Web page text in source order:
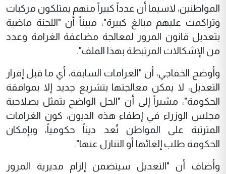
المواطنين، لاسيما أن عدداً كبيراً منهم يمتلكون مركبات
وتراكمت عليهم مبالغ كبيرة"، مبيناً أن "اللجنة ماضية
بتعديل قانون المرور لمعالجة مضاعفة الغرامة وعدد
من الإشكالات المرتبطة بهذا الملف".
وأوضح الخفاجي، أن "الغرامات السابقة، أي ما قبل إقرار
التعديل، لا يمكن معالجتها بتشريع جديد إلا بموافقة
الحكومة"، مشيراً إلى أن "الحل الواضح يتمثل بصلاحية
مجلس الوزراء في إطفاء هذه الديون، كون الغرامات
المترتبة على المواطن تُعد ديناً حكومياً، وبإمكان
الحكومة طلب إلغائها أو التنازل عنها".
وأضاف أن "التعديل سيتضمن إلزام مديرية المرور